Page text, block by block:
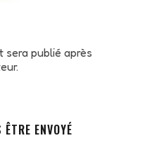
sera publié après
ENVOYÉ